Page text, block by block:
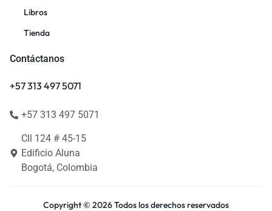
Libros
Tienda
Contáctanos
+57 313 497 5071
+57 313 497 5071
Cll 124 # 45-15
Edificio Aluna
Bogotá, Colombia
Copyright © 2026 Todos los derechos reservados